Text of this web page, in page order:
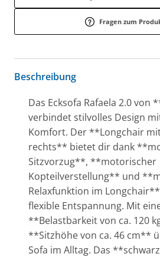
Fragen zum
Beschreibung
Das Ecksofa Rafaela 2.0 von
verbindet stilvolles Design
Komfort. Der **Longchair
rechts** bietet dir dank
Sitzvorzug**, **motorischer
Kopteilverstellung** und
Relaxfunktion im
flexible Entspannung. Mit
**Belastbarkeit von ca. 120
**Sitzhöhe von ca. 46 cm**
Sofa im Alltag. Das